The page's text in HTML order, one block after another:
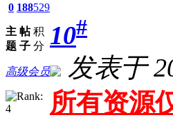
0
主
题
188
帖
子
529
积
分
高级会员
10#
发表于
所有资源